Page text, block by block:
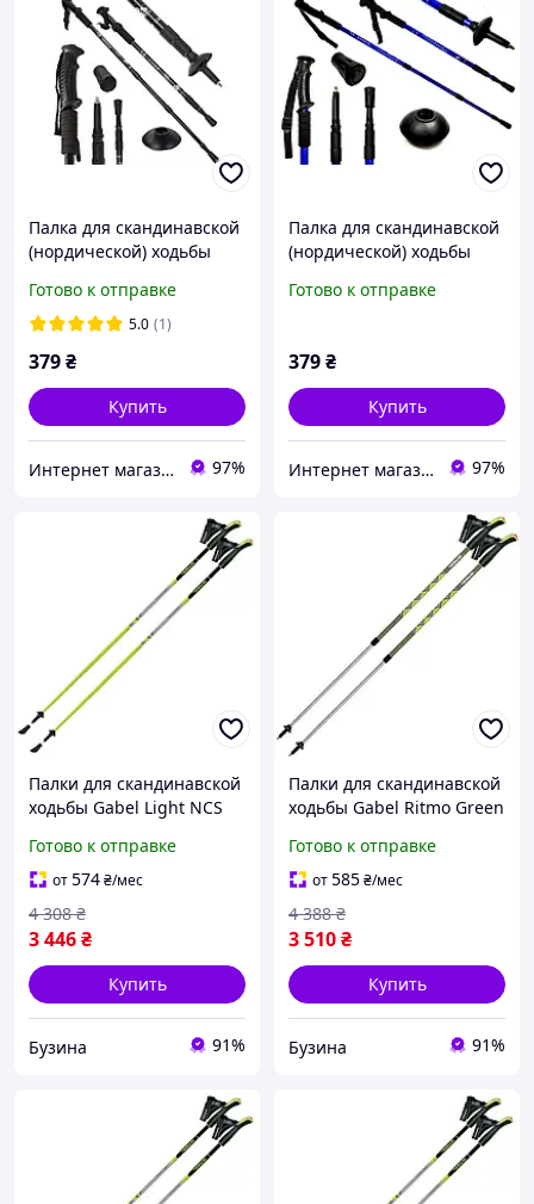
Палка для скандинавской
(нордической) ходьбы
алюминиевая 1 шт
Черный
Готово к отправке
5.0 (1)
379₴
Купить
Интернет магазин Sport-Kvartal.com.ua №1 по спортивным товарам. 97%
Палка для скандинавской
(нордической) ходьбы
алюминиевая 1 шт Синий
Готово к отправке
379₴
Купить
Интернет магазин Sport-Kvartal.com.ua №1 по спортивным товарам. 97%
Палки для скандинавской
ходьбы Gabel Light NCS
buzyna
Готово к отправке
от574₴/мес
3 446₴
4 308 ₴
Купить
Бузина 91%
Палки для скандинавской
ходьбы Gabel Ritmo Green
Готово к отправке
от585₴/мес
3 510₴
4 388 ₴
Купить
Бузина 91%